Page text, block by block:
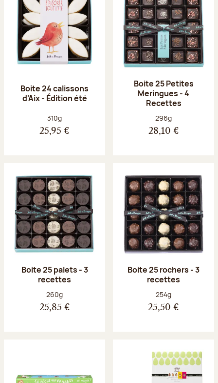
Boite 24 calissons
d'Aix - Édition été
Poids net :
310g
25,95 €
Boite 25 Petites
Meringues - 4
Recettes
Poids net :
296g
28,10 €
Boite 25 palets - 3
recettes
Poids net :
260g
25,85 €
Boite 25 rochers - 3
recettes
Poids net :
254g
25,50 €